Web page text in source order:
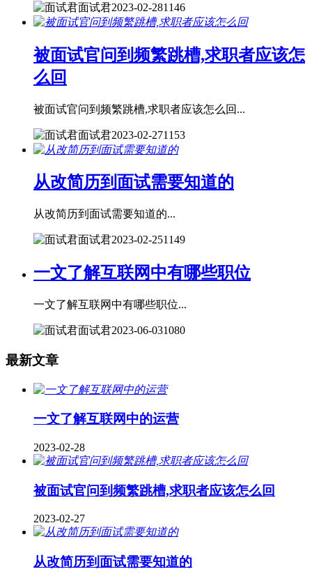
面试君2023-02-281146
被面试官问到频繁跳槽,求职者应该怎
么回
被面试官问到频繁跳槽,求职者应该怎么回...
面试君2023-02-271153
从改简历到面试需要知道的
从改简历到面试需要知道的...
面试君2023-02-251149
一文了解互联网中有哪些职位
一文了解互联网中有哪些职位...
面试君2023-06-031080
最新文章
一文了解互联网中的运营
2023-02-28
被面试官问到频繁跳槽,求职者应该怎么回
2023-02-27
从改简历到面试需要知道的